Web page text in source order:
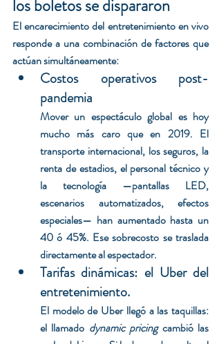
los boletos se dispararon
El encarecimiento del entretenimiento en vivo
responde a una combinación de factores que
actúan simultáneamente:
Costos operativos post-
pandemia
Mover un espectáculo global es hoy
mucho más caro que en 2019. El
transporte internacional, los seguros, la
renta de estadios, el personal técnico y
la tecnología —pantallas LED,
escenarios automatizados, efectos
especiales— han aumentado hasta un
40 ó 45%. Ese sobrecosto se traslada
directamente al espectador.
Tarifas dinámicas: el Uber del
entretenimiento.
El modelo de Uber llegó a las taquillas:
el llamado dynamic pricing cambió las